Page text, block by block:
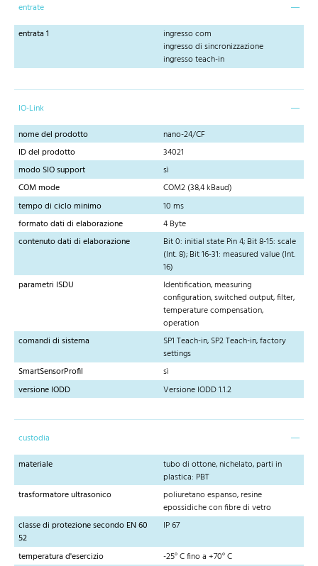
entrate
entrata 1
ingresso com
ingresso di sincronizzazione
ingresso teach-in
IO-Link
nome del prodotto
nano-24/CF
ID del prodotto
34021
modo SIO support
sì
COM mode
COM2 (38,4 kBaud)
tempo di ciclo minimo
10 ms
formato dati di elaborazione
4 Byte
contenuto dati di elaborazione
Bit 0: initial state Pin 4; Bit 8-15: scale
(Int. 8); Bit 16-31: measured value (Int.
16)
parametri ISDU
Identification, measuring
configuration, switched output, filter,
temperature compensation,
operation
comandi di sistema
SP1 Teach-in, SP2 Teach-in, factory
settings
SmartSensorProfil
sì
versione IODD
Versione IODD 1.1.2
custodia
materiale
tubo di ottone, nichelato, parti in
plastica: PBT
trasformatore ultrasonico
poliuretano espanso, resine
epossidiche con fibre di vetro
classe di protezione secondo EN 60
52
IP 67
temperatura d'esercizio
-25° C fino a +70° C